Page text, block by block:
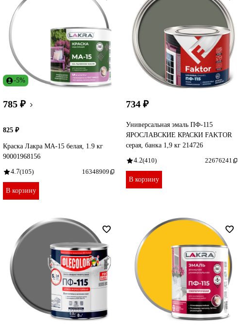
-5%
785 ₽
825 ₽
Краска Лакра МА-15 белая, 1.9 кг
90001968156
4.7(105) 16348909
В корзину
734 ₽
Универсальная эмаль ПФ-115
ЯРОСЛАВСКИЕ КРАСКИ FAKTOR
серая, банка 1,9 кг 214726
4.2(410) 22676241
В корзину